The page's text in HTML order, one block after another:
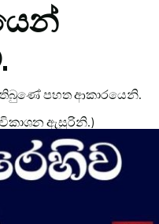
තිබුණේ පහත ආකාරයෙනි.
විකාශන ඇසුරිනි.)